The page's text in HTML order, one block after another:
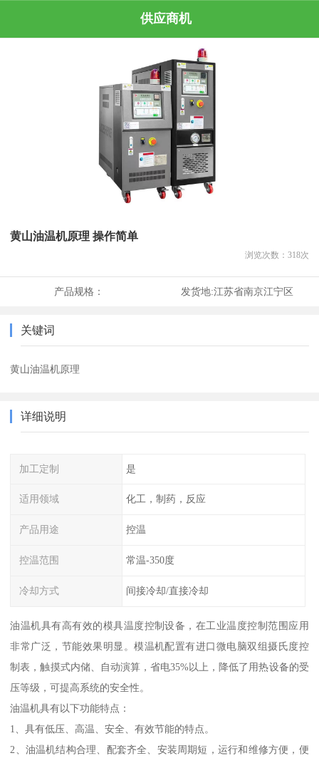
供应商机
黄山油温机原理 操作简单
浏览次数： 318次
产品规格： 发货地:江苏省南京江宁区
关键词
黄山油温机原理
详细说明
加工定制 是
适用领域 化工，制药，反应
产品用途 控温
控温范围 常温-350度
冷却方式 间接冷却/直接冷却
油温机具有高有效的模具温度控制设备，在工业温度控制范围应用
非常广泛，节能效果明显。模温机配置有进口微电脑双组摄氏度控
制表，触摸式内储、自动演算，省电35%以上，降低了用热设备的受
压等级，可提高系统的安全性。
油温机具有以下功能特点：
1、具有低压、高温、安全、有效节能的特点。
2、油温机结构合理、配套齐全、安装周期短，运行和维修方便，便